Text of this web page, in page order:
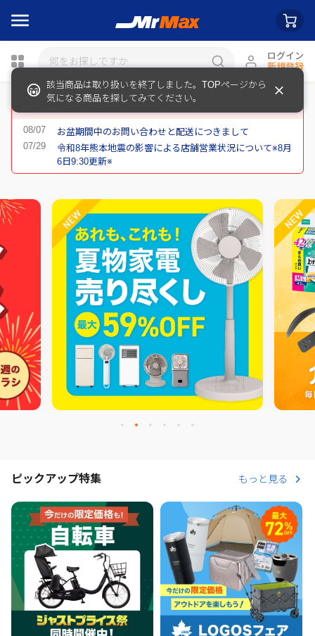
ログイン
新規登録
お盆期間中のお問い合わせと配送につきまして
令和8年熊本地震の影響による店舗営業状況について※8月
6日9:30更新※
ピックアップ特集 もっと見る
該当商品は取り扱いを終了しました。TOPページから
気になる商品を探してみてください。